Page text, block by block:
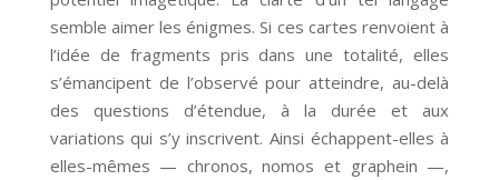
semble aimer les énigmes. Si ces cartes renvoient à
l’idée de fragments pris dans une totalité, elles
s’émancipent de l’observé pour atteindre, au-delà
des questions d’étendue, à la durée et aux
variations qui s’y inscrivent. Ainsi échappent-elles à
elles-mêmes — chronos, nomos et graphein —,